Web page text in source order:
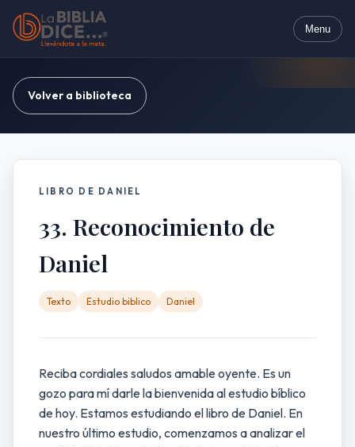
Menu
Volver a biblioteca
LIBRO DE DANIEL
33. Reconocimiento de
Daniel
Texto Estudio biblico Daniel
Reciba cordiales saludos amable oyente. Es un
gozo para mí darle la bienvenida al estudio bíblico
de hoy. Estamos estudiando el libro de Daniel. En
nuestro último estudio, comenzamos a analizar el